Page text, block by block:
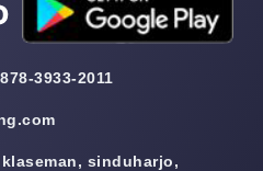
3933-2011
sinduharjo,